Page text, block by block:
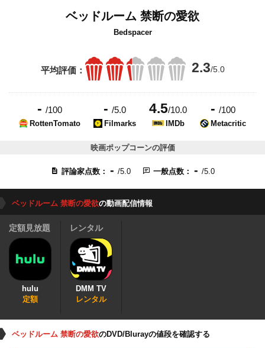
ベッドルーム 禁断の愛欲
Bedspacer
平均評価： 2.3/5.0
- /100
RottenTomato
- /5.0
Filmarks
4.5/10.0
IMDb
- /100
Metacritic
映画ポップコーンの評価
評論家点数： - /5.0 一般点数： - /5.0
ベッドルーム 禁断の愛欲の動画配信情報
定額見放題
hulu
定額
レンタル
DMM TV
レンタル
ベッドルーム 禁断の愛欲のDVD/Blurayの値段を確認する